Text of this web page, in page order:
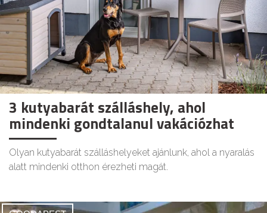
3 kutyabarát szálláshely, ahol
mindenki gondtalanul vakációzhat
Olyan kutyabarát szálláshelyeket ajánlunk, ahol a nyaralás
alatt mindenki otthon érezheti magát.